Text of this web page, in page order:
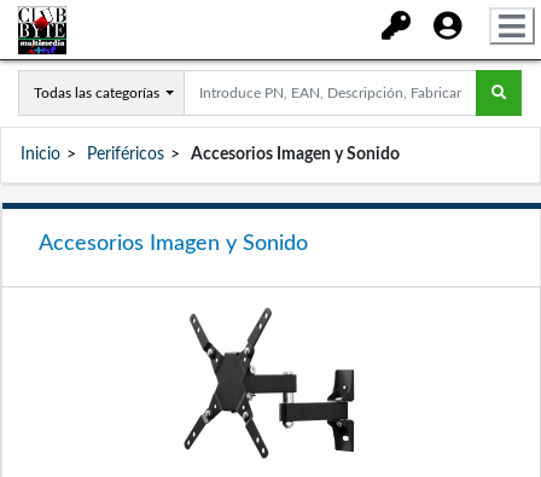
Todas las categorías
Inicio Periféricos Accesorios Imagen y Sonido
Accesorios Imagen y Sonido